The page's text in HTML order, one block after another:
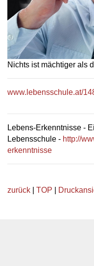
Nichts ist mächtiger als
www.lebensschule.at/
Lebens-Erkenntnisse -
Lebensschule - http://
erkenntnisse
zurück TOP